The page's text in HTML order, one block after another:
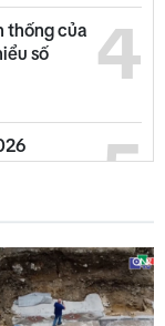
4
thống của
số
5
6
07/8